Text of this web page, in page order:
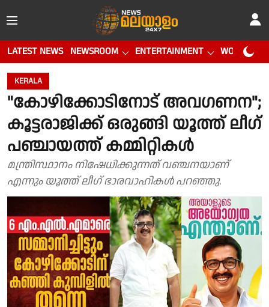
LATEST NEWS NEWSROOM ENTERTAINMENT WORLD CUP
KERALA
"കോഴിക്കോടിനോട് അവഗണന";
കൂട്ടരാജിക്ക് ഒരുങ്ങി യൂത്ത് ലീഗ്
പഞ്ചായത്ത് കമ്മിറ്റികൾ
മന്ത്രിസ്ഥാനം നിഷേധിക്കുന്നത് വഞ്ചനയാണ്
എന്നും യൂത്ത് ലീഗ് ഭാരവാഹികൾ പറഞ്ഞു.